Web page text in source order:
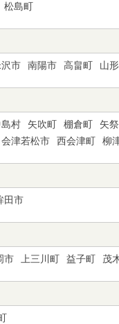
松島町
市 南陽市 高畠町 山
村 矢吹町 棚倉町 矢
会津若松市 西会津町 柳
田市
市 上三川町 益子町 茂